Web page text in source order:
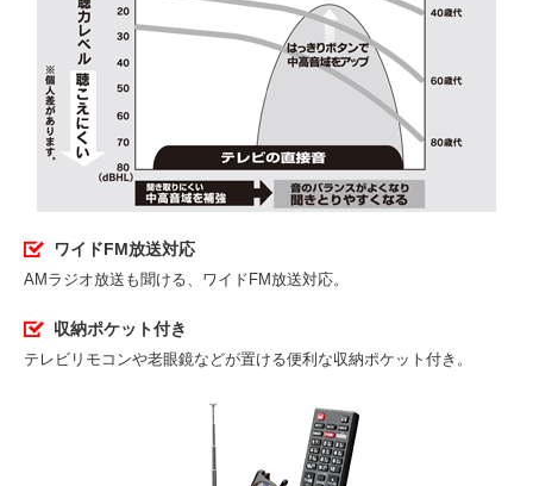
ワイドFM放送対応
AMラジオ放送も聞ける、ワイドFM放送対応。
収納ポケット付き
テレビリモコンや老眼鏡などが置ける便利な収納ポケット付き。